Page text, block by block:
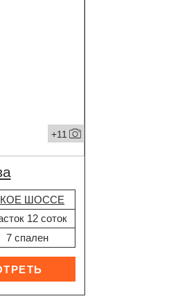
+11
ШОССЕ
12 соток
7 спален